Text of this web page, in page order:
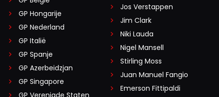
GP Hongarije
GP Nederland
GP Italië
GP Spanje
GP Azerbeidzjan
GP Singapore
Jos Verstappen
Jim Clark
Niki Lauda
Nigel Mansell
Stirling Moss
Juan Manuel Fangio
Emerson Fittipaldi